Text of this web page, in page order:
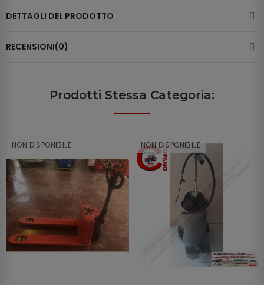
DETTAGLI DEL PRODOTTO
RECENSIONI(0)
Prodotti Stessa Categoria:
NON DISPONIBILE NON DISPONIBILE